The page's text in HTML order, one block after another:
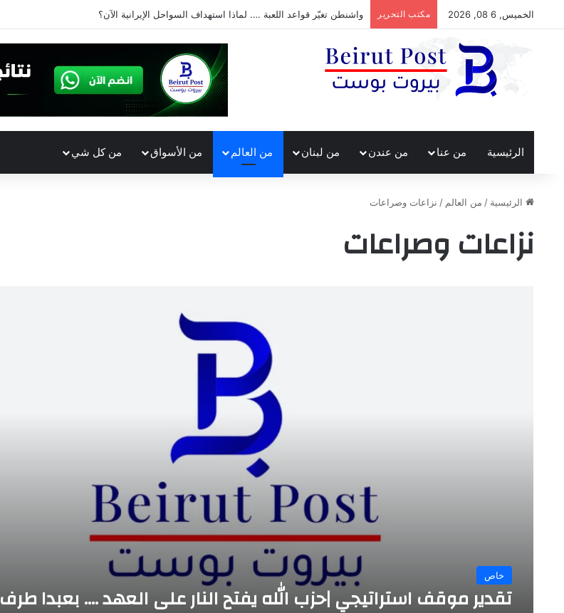
الخميس, 6 08, 2026 مكتب التحرير واشنطن تغيّر قواعد اللعبة …. لماذا استهداف السواحل الإيرانية الآن؟
الرئيسية من عنا من عندن من لبنان من العالم من الأسواق من كل شي
الرئيسية / من العالم / نزاعات وصراعات
نزاعات وصراعات
خاص
تقدير موقف استراتيجي |حزب الله يفتح النار على العهد …. بعبدا طرف